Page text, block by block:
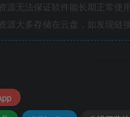
源无法保证软件能长期正常使
源大多存储在云盘，如发现链